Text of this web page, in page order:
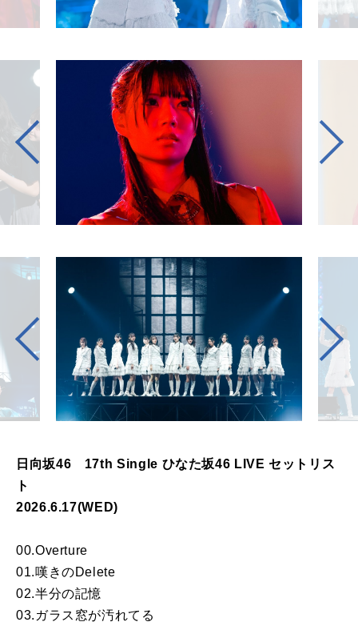
日向坂46 17th Single ひなた坂46 LIVE セットリス
ト
2026.6.17(WED)
00.Overture
01.嘆きのDelete
02.半分の記憶
03.ガラス窓が汚れてる